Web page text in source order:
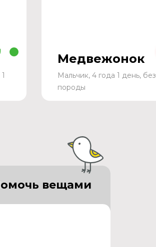
Медвежонок
Мальчик, 4 года 1 день, без
породы
вещами